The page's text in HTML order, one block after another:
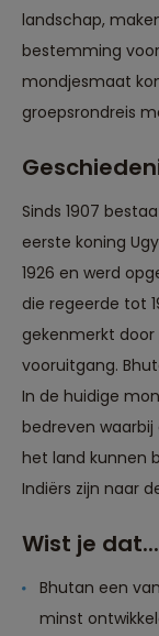
landschap,
bestemming
mondjesmaat
groepsrondreis
Sinds 1907
eerste koning
1926 en werd
die regeerde tot
gekenmerkt
vooruitgang.
In de huidige
bedreven waarbij
het land kunnen
Indiërs zijn naar
Wist je dat...
Bhutan een
minst